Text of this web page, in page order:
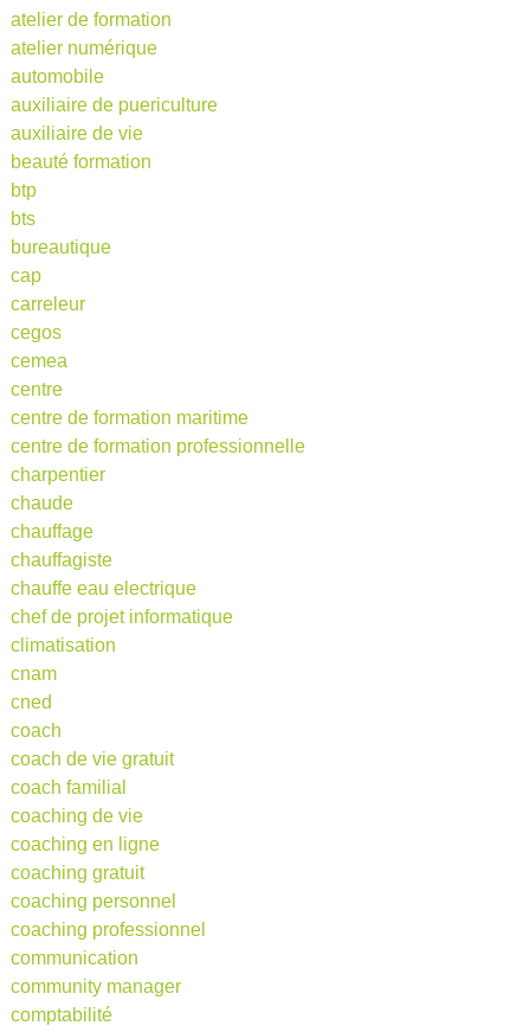
atelier de formation
atelier numérique
automobile
auxiliaire de puericulture
auxiliaire de vie
beauté formation
btp
bts
bureautique
cap
carreleur
cegos
cemea
centre
centre de formation maritime
centre de formation professionnelle
charpentier
chaude
chauffage
chauffagiste
chauffe eau electrique
chef de projet informatique
climatisation
cnam
cned
coach
coach de vie gratuit
coach familial
coaching de vie
coaching en ligne
coaching gratuit
coaching personnel
coaching professionnel
communication
community manager
comptabilité